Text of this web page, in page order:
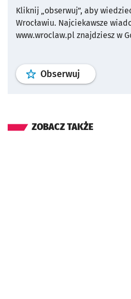
Kliknij „obserwuj”, aby
Wrocławiu. Najciekawsze
www.wroclaw.pl znajdziesz w
Obserwuj profil
ZOBACZ TAKŻE